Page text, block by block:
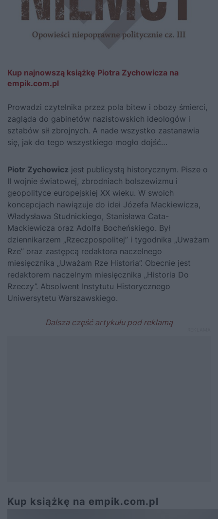
Kup najnowszą książkę Piotra Zychowicza na
empik.com.pl
Prowadzi czytelnika przez pola bitew i obozy śmierci,
zagląda do gabinetów nazistowskich ideologów i
sztabów sił zbrojnych. A nade wszystko zastanawia
się, jak do tego wszystkiego mogło dojść…
Piotr Zychowicz jest publicystą historycznym. Pisze o
II wojnie światowej, zbrodniach bolszewizmu i
geopolityce europejskiej XX wieku. W swoich
koncepcjach nawiązuje do idei Józefa Mackiewicza,
Władysława Studnickiego, Stanisława Cata-
Mackiewicza oraz Adolfa Bocheńskiego. Był
dziennikarzem „Rzeczpospolitej” i tygodnika „Uważam
Rze” oraz zastępcą redaktora naczelnego
miesięcznika „Uważam Rze Historia”. Obecnie jest
redaktorem naczelnym miesięcznika „Historia Do
Rzeczy”. Absolwent Instytutu Historycznego
Uniwersytetu Warszawskiego.
Kup książkę na empik.com.pl